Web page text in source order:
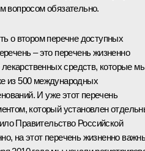
вопросом обязательно.
о втором перечне доступных
– это перечень жизненно
средств, которые
из 500 международных
И уже этот перечень
который установлен
Правительство Российской
на этот перечень жизненно